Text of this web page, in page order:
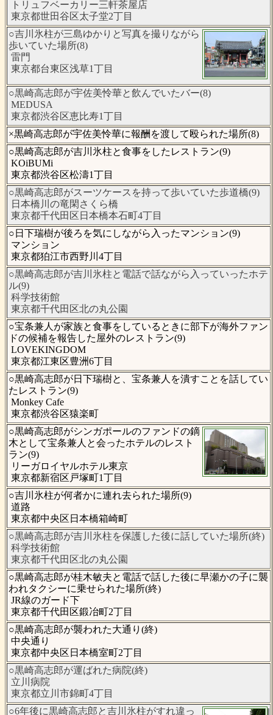
トリュフベーカリー三軒茶屋店
東京都世田谷区太子堂2丁目
○吉川氷柱が三島ゆかりと写真を撮りながら
歩いていた場所(8)
雷門
東京都台東区浅草1丁目
○黒崎高志郎が宇佐美怜華と飲んでいたバー(8)
MEDUSA
東京都渋谷区恵比寿1丁目
×黒崎高志郎が宇佐美怜華に報酬を渡して殴られた場所(8)
○黒崎高志郎が吉川氷柱と食事をしたレストラン(9)
KOiBUMi
東京都渋谷区松濤1丁目
○黒崎高志郎がスーツケースを持って歩いていた歩道橋(9)
日本橋川の竜閑さくら橋
東京都千代田区日本橋本石町4丁目
○日下瑞樹が後ろを気にしながら入ったマンション(9)
マンション
東京都狛江市西野川4丁目
○黒崎高志郎が吉川氷柱と電話で話ながら入っていったホテ
ル(9)
科学技術館
東京都千代田区北の丸公園
○宝条兼人が家族と食事をしているときに部下が海外ファン
ドの候補を報告した屋外のレストラン(9)
LOVEKINGDOM
東京都江東区豊洲6丁目
○黒崎高志郎が日下瑞樹と、宝条兼人を潰すことを話してい
たレストラン(9)
Monkey Cafe
東京都渋谷区猿楽町
○黒崎高志郎がシンガポールのファンドの鏑
木として宝条兼人と会ったホテルのレスト
ラン(9)
リーガロイヤルホテル東京
東京都新宿区戸塚町1丁目
○吉川氷柱が何者かに連れ去られた場所(9)
道路
東京都中央区日本橋箱崎町
○黒崎高志郎が吉川氷柱を保護した後に話していた場所(終)
科学技術館
東京都千代田区北の丸公園
○黒崎高志郎が桂木敏夫と電話で話した後に早瀬かの子に襲
われタクシーに乗せられた場所(終)
JR線のガード下
東京都千代田区鍛冶町2丁目
○黒崎高志郎が襲われた大通り(終)
中央通り
東京都中央区日本橋室町2丁目
○黒崎高志郎が運ばれた病院(終)
立川病院
東京都立川市錦町4丁目
○6年後に黒崎高志郎と吉川氷柱がすれ違っ